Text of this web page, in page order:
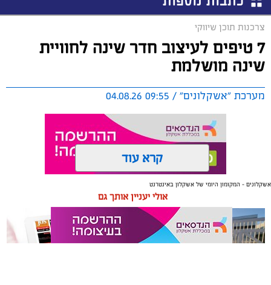
צרכנות תוכן שיווקי
7 טיפים לעיצוב חדר שינה לחוויית
שינה מושלמת
מערכת "אשקלונים" / 09:55 04.08.26
תגים:טקסטיל, חדר שינה, שינה
תכנון נכון של חדר השינה משפיע באופן ישיר על איכות
המנוחה, על רמות האנרגיה בבוקר ועל התחושה הכללית
קרא עוד
אשקלונים - המקומון היומי של אשקלון באינטרנט
אולי יעניין אותך גם